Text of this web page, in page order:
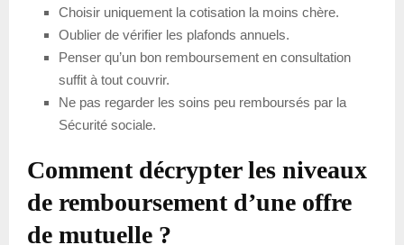
Choisir uniquement la cotisation la moins chère.
Oublier de vérifier les plafonds annuels.
Penser qu’un bon remboursement en consultation
suffit à tout couvrir.
Ne pas regarder les soins peu remboursés par la
Sécurité sociale.
Comment décrypter les niveaux
de remboursement d’une offre
de mutuelle ?